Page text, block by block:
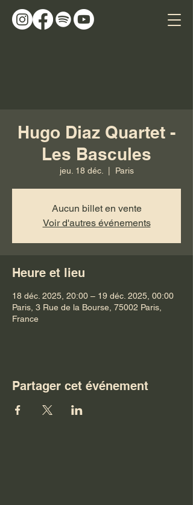
Hugo Diaz Quartet -
Les Bascules
jeu. 18 déc. Paris
Aucun billet en vente
Voir d'autres événements
Heure et lieu
18 déc. 2025, 20:00 – 19 déc. 2025, 00:00
Paris, 3 Rue de la Bourse, 75002 Paris,
France
Partager cet événement